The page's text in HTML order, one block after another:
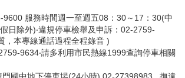
9600 服務時間週一至週五08：30～17：30(中
日除外)‧違規停車檢舉及申訴：02-2759-
，本專線通話過程全程錄音 )
9634‧請多利用市民熱線1999查詢停車相關